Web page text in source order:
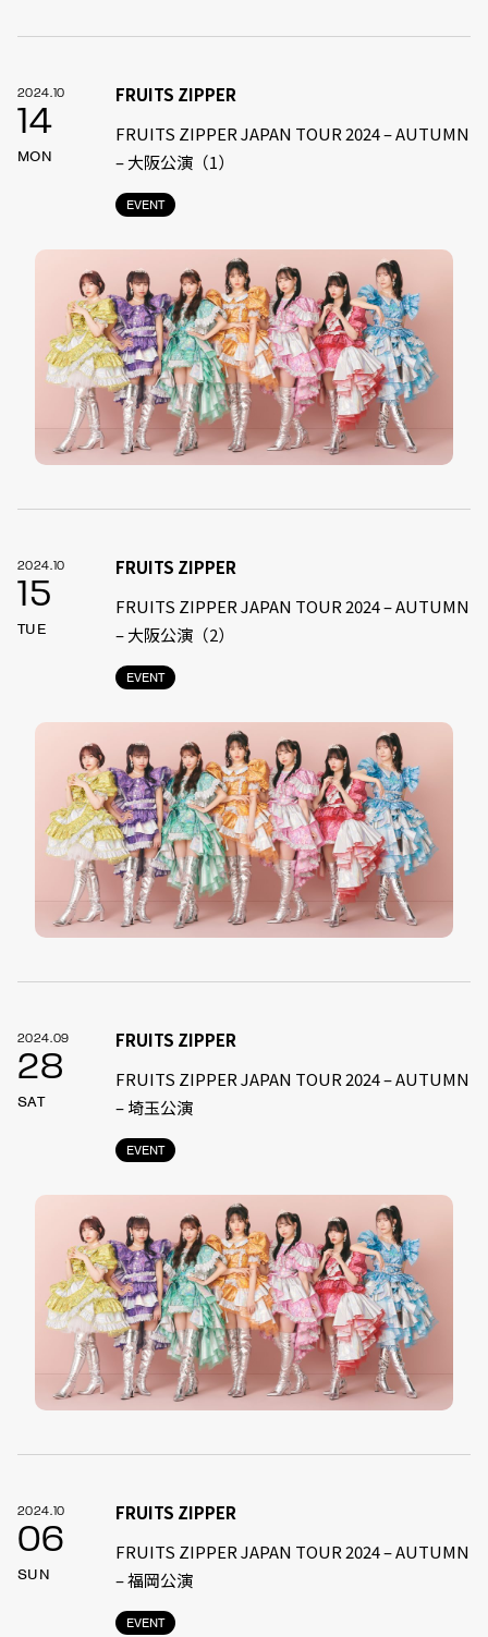
2024.10
14
MON
EVENT
FRUITS ZIPPER
FRUITS ZIPPER JAPAN TOUR 2024 – AUTUMN
– 大阪公演（1）
2024.10
15
TUE
EVENT
FRUITS ZIPPER
FRUITS ZIPPER JAPAN TOUR 2024 – AUTUMN
– 大阪公演（2）
2024.09
28
SAT
EVENT
FRUITS ZIPPER
FRUITS ZIPPER JAPAN TOUR 2024 – AUTUMN
– 埼玉公演
2024.10
06
SUN
EVENT
FRUITS ZIPPER
FRUITS ZIPPER JAPAN TOUR 2024 – AUTUMN
– 福岡公演